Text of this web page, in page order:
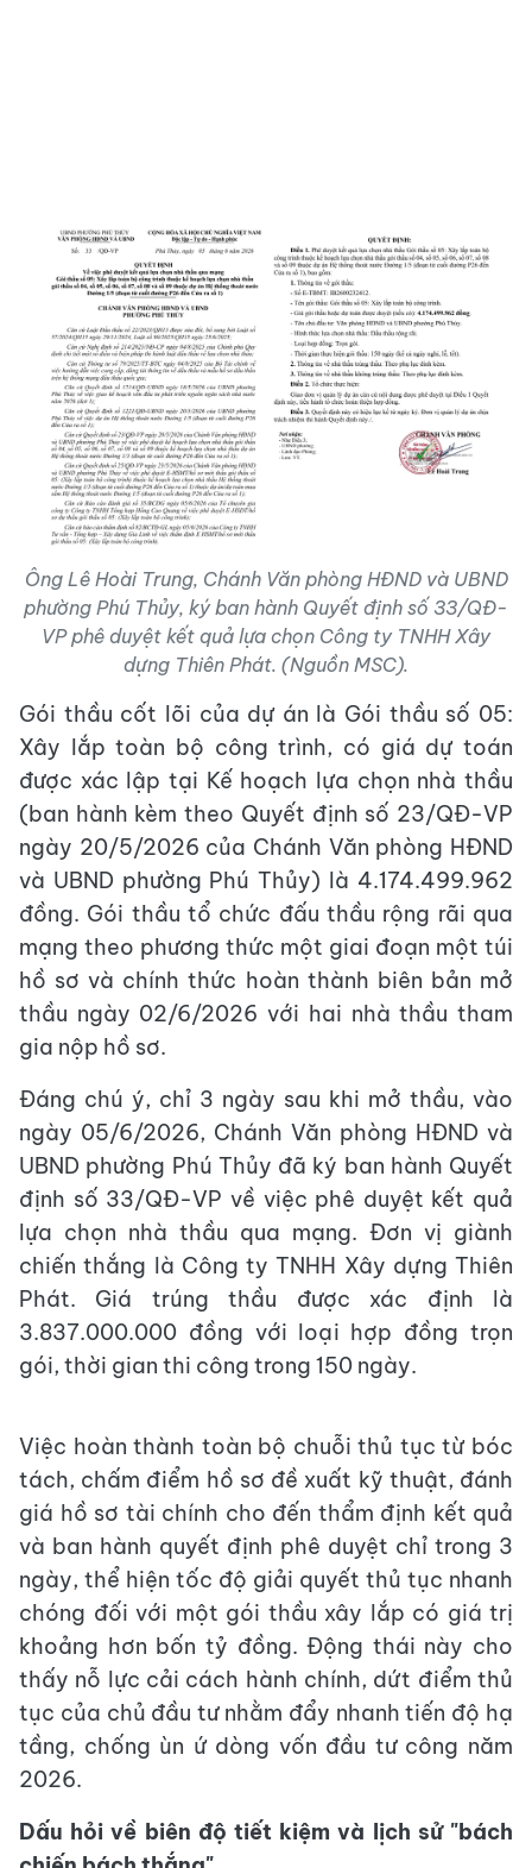
Ông Lê Hoài Trung, Chánh Văn phòng HĐND và UBND
phường Phú Thủy, ký ban hành Quyết định số 33/QĐ-
VP phê duyệt kết quả lựa chọn Công ty TNHH Xây
dựng Thiên Phát. (Nguồn MSC).
Gói thầu cốt lõi của dự án là Gói thầu số 05:
Xây lắp toàn bộ công trình, có giá dự toán
được xác lập tại Kế hoạch lựa chọn nhà thầu
(ban hành kèm theo Quyết định số 23/QĐ-VP
ngày 20/5/2026 của Chánh Văn phòng HĐND
và UBND phường Phú Thủy) là 4.174.499.962
đồng. Gói thầu tổ chức đấu thầu rộng rãi qua
mạng theo phương thức một giai đoạn một túi
hồ sơ và chính thức hoàn thành biên bản mở
thầu ngày 02/6/2026 với hai nhà thầu tham
gia nộp hồ sơ.
Đáng chú ý, chỉ 3 ngày sau khi mở thầu, vào
ngày 05/6/2026, Chánh Văn phòng HĐND và
UBND phường Phú Thủy đã ký ban hành Quyết
định số 33/QĐ-VP về việc phê duyệt kết quả
lựa chọn nhà thầu qua mạng. Đơn vị giành
chiến thắng là Công ty TNHH Xây dựng Thiên
Phát. Giá trúng thầu được xác định là
3.837.000.000 đồng với loại hợp đồng trọn
gói, thời gian thi công trong 150 ngày.
Việc hoàn thành toàn bộ chuỗi thủ tục từ bóc
tách, chấm điểm hồ sơ đề xuất kỹ thuật, đánh
giá hồ sơ tài chính cho đến thẩm định kết quả
và ban hành quyết định phê duyệt chỉ trong 3
ngày, thể hiện tốc độ giải quyết thủ tục nhanh
chóng đối với một gói thầu xây lắp có giá trị
khoảng hơn bốn tỷ đồng. Động thái này cho
thấy nỗ lực cải cách hành chính, dứt điểm thủ
tục của chủ đầu tư nhằm đẩy nhanh tiến độ hạ
tầng, chống ùn ứ dòng vốn đầu tư công năm
2026.
Dấu hỏi về biên độ tiết kiệm và lịch sử "bách